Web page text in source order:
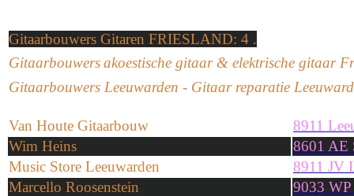
Gitaarbouwers Gitaren FRIESLAND: 4 .
Gitaarbouwersakoestische gitaar& elektrische gitaar
Gitaarbouwers Leeuwarden - Gitaar reparatie
Van Houte Gitaarbouw
8911
Wim Heins
8601 AE
Music Store Leeuwarden
8911 JV
Marcello Roosenstein
9033